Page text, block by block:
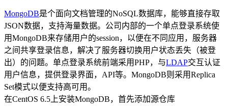
MongoDB是个面向文档管理的NoSQL数据库，能够直接存取
JSON数据，支持海量数据。公司内部的一个单点登录系统使
用MongoDB来存储用户的session，以便在不同应用，服务器
之间共享登录信息，解决了服务器切换用户状态丢失（被登
出）的问题。单点登录系统前端采用PHP，与LDAP交互认证
用户信息，提供登录界面，API等。MongoDB则采用Replica
Set模式以便支持高可用。
在CentOS 6.5上安装MongoDB，首先添加源仓库